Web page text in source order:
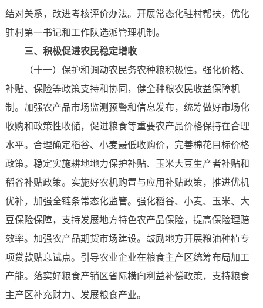
结对关系，改进考核评价办法。开展常态化驻村帮扶，优化
驻村第一书记和工作队选派管理机制。
三、积极促进农民稳定增收
（十一）保护和调动农民务农种粮积极性。强化价格、
补贴、保险等政策支持和协同，健全种粮农民收益保障机
制。加强农产品市场监测预警和信息发布，统筹做好市场化
收购和政策性收储，促进粮食等重要农产品价格保持在合理
水平。合理确定稻谷、小麦最低收购价，完善棉花目标价格
政策。稳定实施耕地地力保护补贴、玉米大豆生产者补贴和
稻谷补贴政策。实施好农机购置与应用补贴政策，推进优机
优补，加强全链条常态化监管。强化稻谷、小麦、玉米、大
豆保险保障，支持发展地方特色农产品保险，提高保险理赔
效率。加强农产品期货市场建设。鼓励地方开展粮油种植专
项贷款贴息试点。引导农业企业在粮食主产区统筹布局加工
产能。落实好粮食产销区省际横向利益补偿政策，支持粮食
主产区补充财力、发展粮食产业。